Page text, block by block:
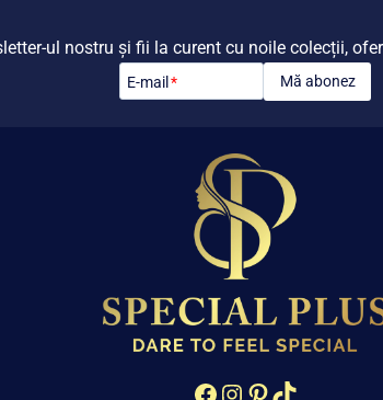
ul nostru și fii la curent cu noile colecții,
E-mail * Mă abonez
Facebook
Instagram
Pinterest
TikTok